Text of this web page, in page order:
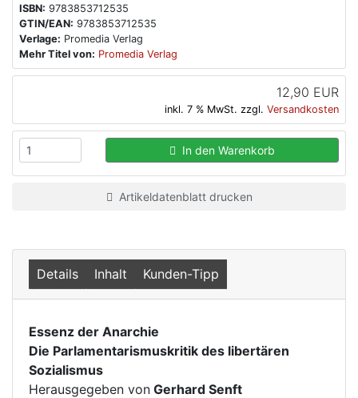
ISBN: 9783853712535
GTIN/EAN: 9783853712535
Verlage: Promedia Verlag
Mehr Titel von: Promedia Verlag
12,90 EUR
inkl. 7 % MwSt. zzgl. Versandkosten
In den Warenkorb
Artikeldatenblatt drucken
Details Inhalt Kunden-Tipp
Essenz der Anarchie
Die Parlamentarismuskritik des libertären
Sozialismus
Herausgegeben von Gerhard Senft